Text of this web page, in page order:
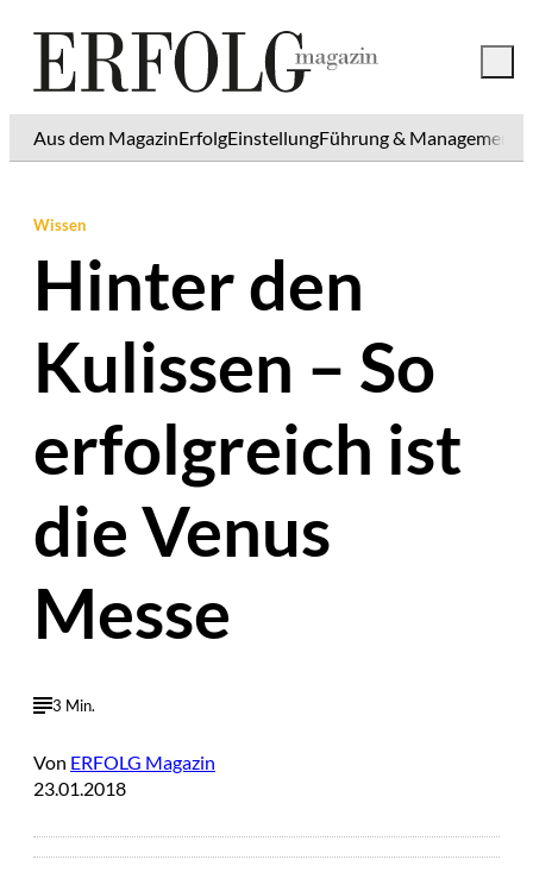
Aus dem MagazinErfolgEinstellungFührung & Management
Wissen
Hinter den
Kulissen – So
erfolgreich ist
die Venus
Messe
3 Min.
Von ERFOLG Magazin
23.01.2018